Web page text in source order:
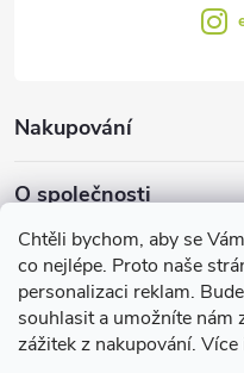
Chtěli bychom, aby se
co nejlépe. Proto naše
personalizaci reklam.
souhlasit a umožníte nám
zážitek z nakupování.
Nakupování
O společnosti
Facebook
Užitečné informace